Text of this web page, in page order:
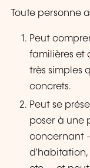
Toute personne
Peut
familières et
très simples
concrets.
Peut se
poser à une
concernant
d'habitation,